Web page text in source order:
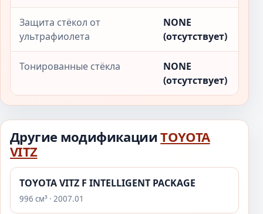
Защита стёкол от
ультрафиолета
NONE
(отсутствует)
Тонированные стёкла
NONE
(отсутствует)
Другие модификацииTOYOTA
VITZ
TOYOTA VITZ F INTELLIGENT PACKAGE
996 см³ · 2007.01